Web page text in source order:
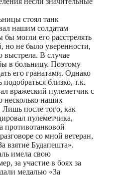
стоял танк
нашим солдатам
бы могли его расстрелять
но не было уверенности,
выстрела. В случае
в больницу. Поэтому
его гранатами. Однако
близко, т.к.
вражеский пулеметчик с
несколько наших
после того, как
пулеметчика,
противотанковой
со мной ветеран,
взятие Будапешта».
имела свою
за участие в боях за
медалью «За